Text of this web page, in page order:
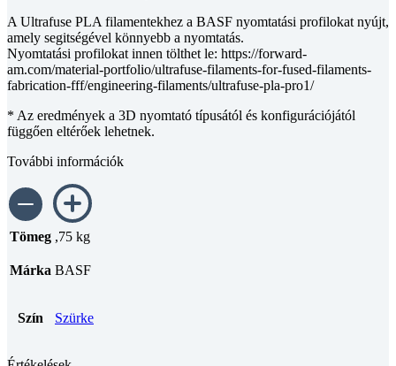
A Ultrafuse PLA filamentekhez a BASF nyomtatási profilokat nyújt,
amely segitségével könnyebb a nyomtatás.
Nyomtatási profilokat innen tölthet le: https://forward-
am.com/material-portfolio/ultrafuse-filaments-for-fused-filaments-
fabrication-fff/engineering-filaments/ultrafuse-pla-pro1/
* Az eredmények a 3D nyomtató típusától és konfigurációjától
függően eltérőek lehetnek.
További információk
Tömeg ,75 kg
Márka BASF
Szín Szürke